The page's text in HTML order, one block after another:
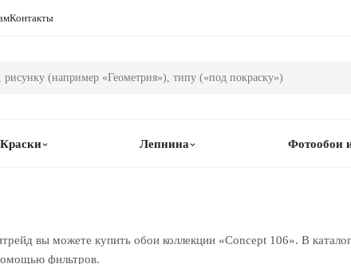
Контакты
Краски Лепнина Фотообои
вы можете купить обои коллекции «Concept 106». В
фильтров.